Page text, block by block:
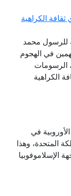
الكراهية
للرسول محمد
في الهجوم
تلك الرسومات
الكراهية
في
المتحدة، وهذا
الإسلاموفوبيا